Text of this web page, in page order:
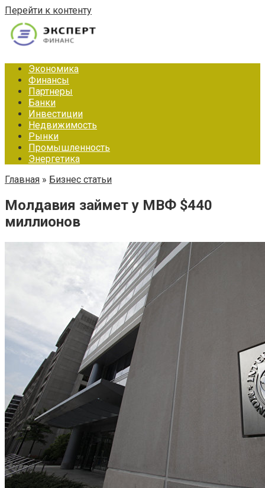
Перейти к контенту
Экономика
Финансы
Партнеры
Банки
Инвестиции
Недвижимость
Рынки
Промышленность
Энергетика
Главная » Бизнес статьи
Молдавия займет у МВФ $440
миллионов